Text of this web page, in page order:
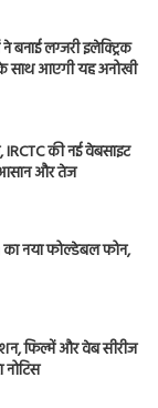
बनाई लग्जरी इलेक्ट्रिक
के साथ आएगी यह अनोखी
की नई वेबसाइट
और तेज
का नया फोल्डेबल फोन,
फिल्में और वेब सीरीज
नोटिस